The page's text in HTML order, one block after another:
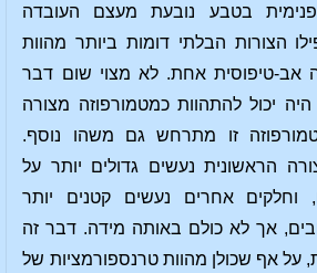
בטבע נובעת מעצם העובדה
הצורות הבלתי דומות ביותר מהוות
אב-טיפוסית אחת. לא מצוי שום דבר
יכול להתהוות כמטמורפוזה מצורה
זו מתרחש גם משהו נוסף.
הראשונית נעשים גדולים יותר על
אחרים נעשים קטנים יותר
אך לא כולם באותה מידה. דבר זה
על אף שכולן מהוות טרנספורמציות של